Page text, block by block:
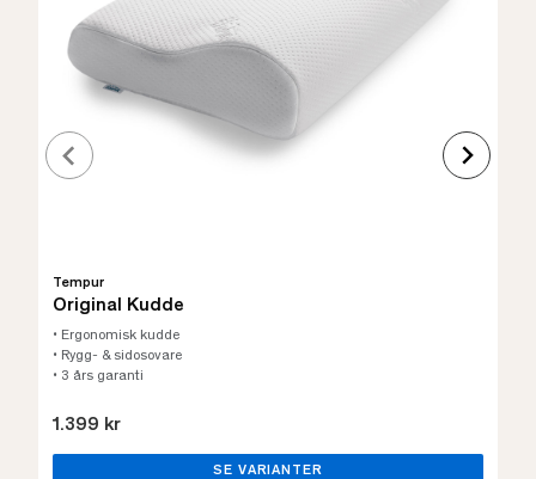
Tempur
Original Kudde
• Ergonomisk kudde
• Rygg- & sidosovare
• 3 års garanti
1.399 kr
SE VARIANTER